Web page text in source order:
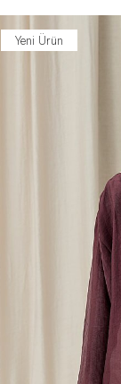
Yeni Ürün